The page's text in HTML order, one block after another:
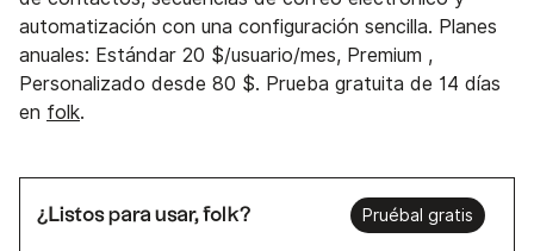
automatización con una configuración sencilla. Planes
anuales: Estándar 20 $/usuario/mes, Premium ,
Personalizado desde 80 $. Prueba gratuita de 14 días
en folk.
¿Listos para usar, folk? Pruébal gratis